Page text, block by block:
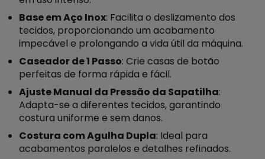
Base em Aço Inox: Facilita o deslizamento dos
tecidos, proporcionando um acabamento
impecável e prolongando a vida útil da máquina.
Caseador de 1 Passo: Crie casas de botão
perfeitas de forma rápida e fácil.
Ajuste Manual da Pressão da Sapatilha:
Adapta-se a diferentes tecidos, garantindo
costura uniforme e sem danos.
Costura com Agulha Dupla: Ideal para
acabamentos paralelos e detalhes refinados.